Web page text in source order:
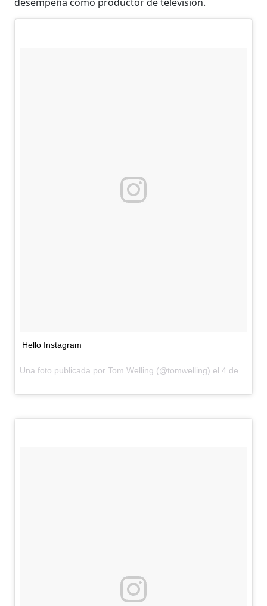
Hello Instagram
Una foto publicada por Tom Welling (@tomwelling) el4 de Feb de 2016 a la(s) 8:39 PST